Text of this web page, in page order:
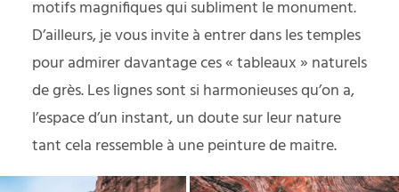
motifs magnifiques qui subliment le monument.
D’ailleurs, je vous invite à entrer dans les temples
pour admirer davantage ces « tableaux » naturels
de grès. Les lignes sont si harmonieuses qu’on a,
l’espace d’un instant, un doute sur leur nature
tant cela ressemble à une peinture de maitre.